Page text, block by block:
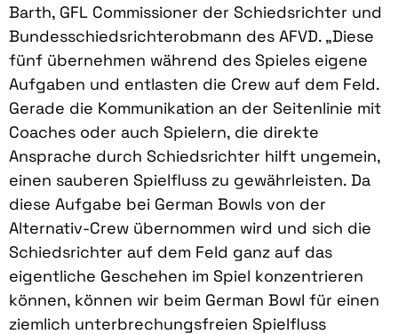
Barth, GFL Commissioner der Schiedsrichter und
Bundesschiedsrichterobmann des AFVD. „Diese
fünf übernehmen während des Spieles eigene
Aufgaben und entlasten die Crew auf dem Feld.
Gerade die Kommunikation an der Seitenlinie mit
Coaches oder auch Spielern, die direkte
Ansprache durch Schiedsrichter hilft ungemein,
einen sauberen Spielfluss zu gewährleisten. Da
diese Aufgabe bei German Bowls von der
Alternativ-Crew übernommen wird und sich die
Schiedsrichter auf dem Feld ganz auf das
eigentliche Geschehen im Spiel konzentrieren
können, können wir beim German Bowl für einen
ziemlich unterbrechungsfreien Spielfluss